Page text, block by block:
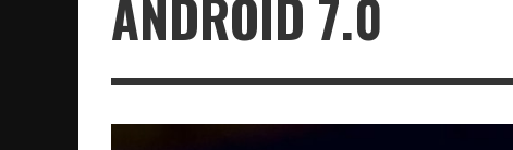
ANDROID 7.0